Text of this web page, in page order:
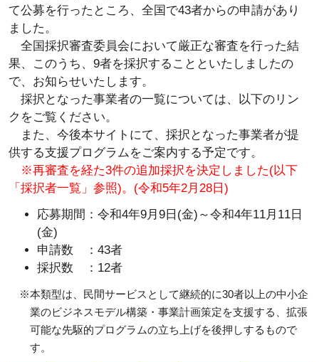
て公募を行ったところ、全国で43者からの申請があり
ました。
全国採択審査委員会において厳正な審査を行った結
果、このうち、9者を採択することといたしましたの
で、お知らせいたします。
採択となった事業者の一覧については、以下のリン
クをご覧ください。
また、今後本サイトにて、採択となった事業者が提
供する支援プログラムをご案内する予定です。
※再審査を経た3件の追加採択を決定しました(以下
「採択者一覧」参照)。(令和5年2月28日)
応募期間：令和4年9月9日(金)～令和4年11月11日
(金)
申請数 ：43者
採択数 ：12者
※本類型は、民間サービスとして継続的に30者以上の中小企
業のビジネスモデル構築・事業計画策定を支援する、拡張
可能な先駆的プログラムの立ち上げを後押しするもので
す。